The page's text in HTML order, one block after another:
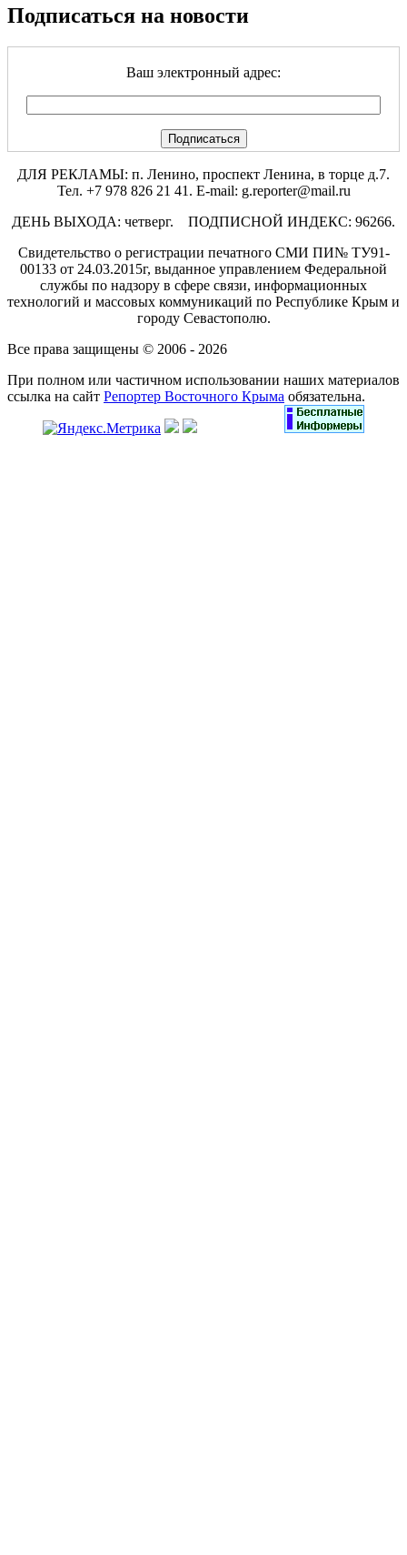
Подписаться на новости
Ваш электронный адрес:
ДЛЯ РЕКЛАМЫ: п. Ленино, проспект Ленина, в торце д.7.
Тел. +7 978 826 21 41. E-mail: g.reporter@mail.ru
ДЕНЬ ВЫХОДА: четверг. ПОДПИСНОЙ ИНДЕКС: 96266.
Свидетельство о регистрации печатного СМИ ПИ№ ТУ91-
00133 от 24.03.2015г, выданное управлением Федеральной
службы по надзору в сфере связи, информационных
технологий и массовых коммуникаций по Республике Крым и
городу Севастополю.
Все права защищены © 2006 - 2026
При полном или частичном использовании наших материалов
ссылка на сайт Репортер Восточного Крыма обязательна.